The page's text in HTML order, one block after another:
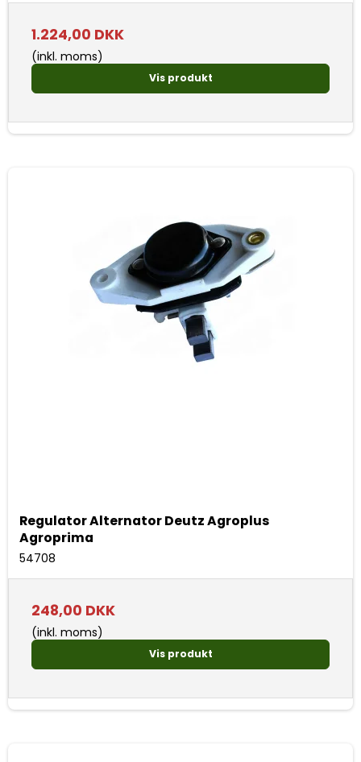
1.224,00 DKK
(inkl. moms)
Vis produkt
Regulator Alternator Deutz Agroplus
Agroprima
54708
248,00 DKK
(inkl. moms)
Vis produkt